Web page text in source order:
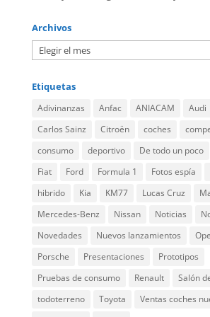
Archivos
Etiquetas
Adivinanzas Anfac ANIACAM Audi
Carlos Sainz
Citroën coches
consumo
deportivo De todo un poco
Fiat
Ford Formula 1 Fotos espía
hibrido
Kia KM77 Lucas Cruz
Mercedes-Benz
Nissan Noticias
Novedades
Nuevos lanzamientos
Porsche
Presentaciones
Prototipos
Pruebas de consumo
Renault Salón
todoterreno
Toyota Ventas coches